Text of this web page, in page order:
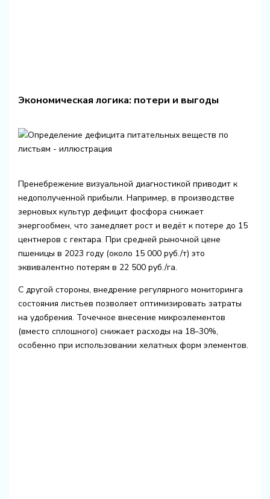
Экономическая логика: потери и выгоды
Пренебрежение визуальной диагностикой приводит к
недополученной прибыли. Например, в производстве
зерновых культур дефицит фосфора снижает
энергообмен, что замедляет рост и ведёт к потере до 15
центнеров с гектара. При средней рыночной цене
пшеницы в 2023 году (около 15 000 руб./т) это
эквивалентно потерям в 22 500 руб./га.
С другой стороны, внедрение регулярного мониторинга
состояния листьев позволяет оптимизировать затраты
на удобрения. Точечное внесение микроэлементов
(вместо сплошного) снижает расходы на 18–30%,
особенно при использовании хелатных форм элементов.